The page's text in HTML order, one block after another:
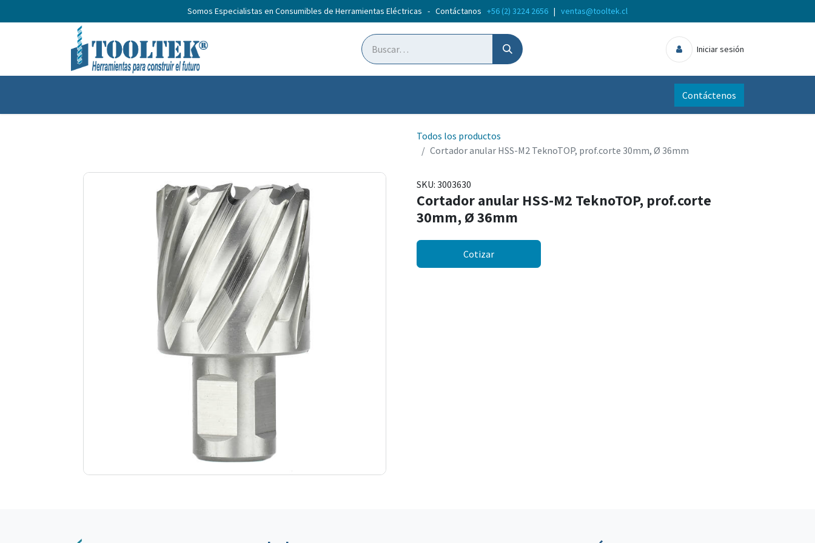
Somos Especialistas en Consumibles de Herramientas Eléctricas - Contáctanos +56 (2) 3224 2656 | ventas@tooltek.cl
Iniciar sesión
Contáctenos
Todos los productos
Cortador anular HSS-M2 TeknoTOP, prof.corte 30mm, Ø 36mm
SKU: 3003630
Cortador anular HSS-M2 TeknoTOP, prof.corte
30mm, Ø 36mm
Cotizar